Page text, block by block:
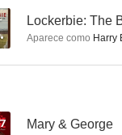
Empire
Lockerbie: The
Aparece como Harry
Mary & George